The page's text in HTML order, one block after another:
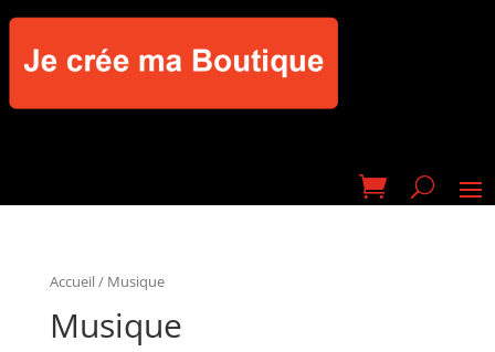
Accueil/ Musique
Musique